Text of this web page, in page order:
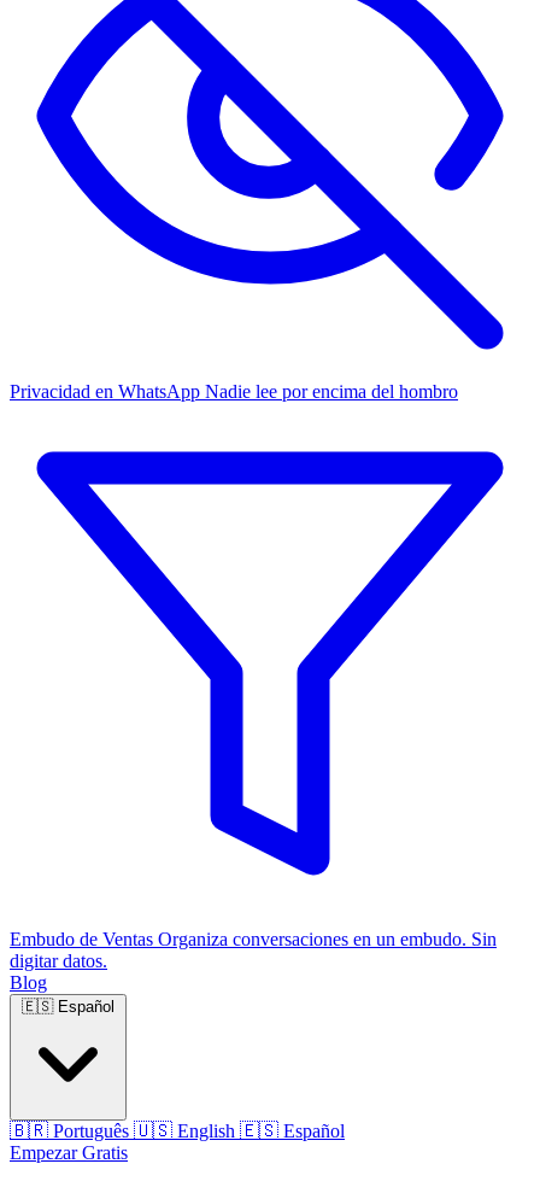
Privacidad en WhatsApp Nadie lee por encima del hombro
Embudo de Ventas Organiza conversaciones en un embudo. Sin
digitar datos.
Blog
🇪🇸 Español
🇧🇷 Português 🇺🇸 English 🇪🇸 Español
Empezar Gratis